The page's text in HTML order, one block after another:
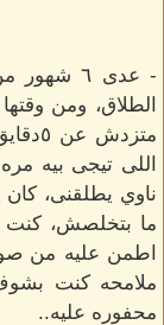
- عدى ٦
الطلاق، ومن
اللى تيجى بيه
ناوي يطلقنى، كان
ما بتخلصش، كنت
اطمن عليه من
ملامحه كنت
محفوره عليه..